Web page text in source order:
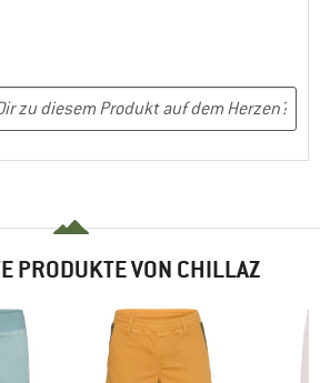
PRODUKTE VON CHILLAZ